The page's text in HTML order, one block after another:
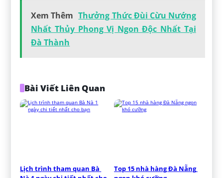
Xem Thêm Thưởng Thức Đùi Cừu Nướng
Nhất Thủy Phong Vị Ngon Độc Nhất Tại
Đà Thành
Bài Viết Liên Quan
Lịch trình tham quan Bà
Top 15 nhà hàng Đà Nẵng